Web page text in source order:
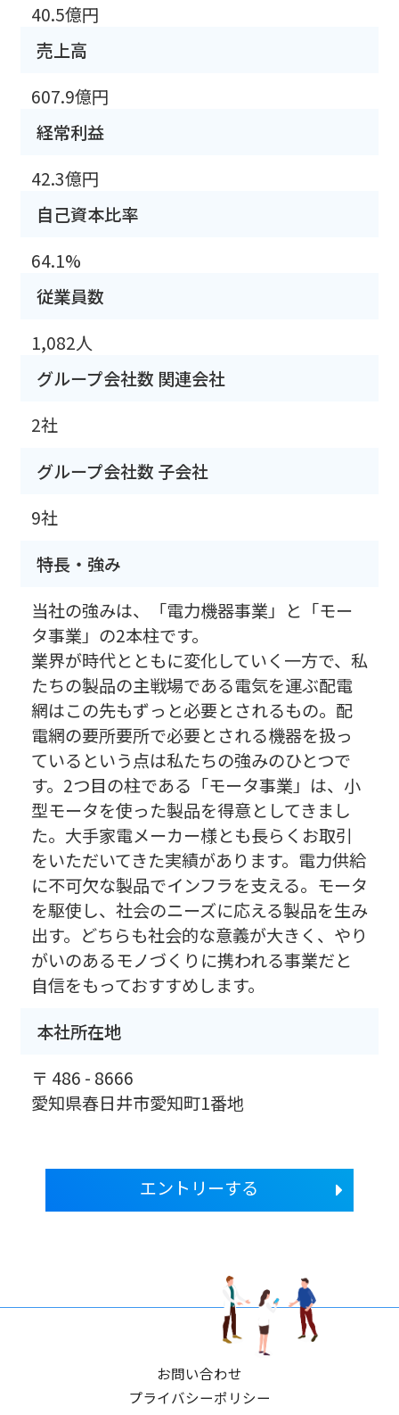
40.5億円
売上高
607.9億円
経常利益
42.3億円
自己資本比率
64.1%
従業員数
1,082人
グループ会社数 関連会社
2社
グループ会社数 子会社
9社
特長・強み
当社の強みは、「電力機器事業」と「モー
タ事業」の2本柱です。
業界が時代とともに変化していく一方で、私
たちの製品の主戦場である電気を運ぶ配電
網はこの先もずっと必要とされるもの。配
電網の要所要所で必要とされる機器を扱っ
ているという点は私たちの強みのひとつで
す。2つ目の柱である「モータ事業」は、小
型モータを使った製品を得意としてきまし
た。大手家電メーカー様とも長らくお取引
をいただいてきた実績があります。電力供給
に不可欠な製品でインフラを支える。モータ
を駆使し、社会のニーズに応える製品を生み
出す。どちらも社会的な意義が大きく、やり
がいのあるモノづくりに携われる事業だと
自信をもっておすすめします。
本社所在地
〒 486 - 8666
愛知県春日井市愛知町1番地
エントリーする
お問い合わせ
プライバシーポリシー